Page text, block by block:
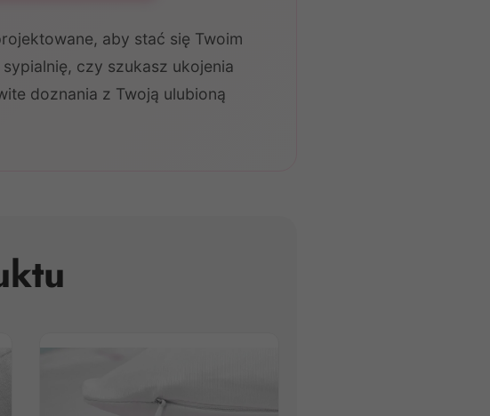
aby stać się Twoim
czy szukasz ukojenia
doznania z Twoją ulubioną